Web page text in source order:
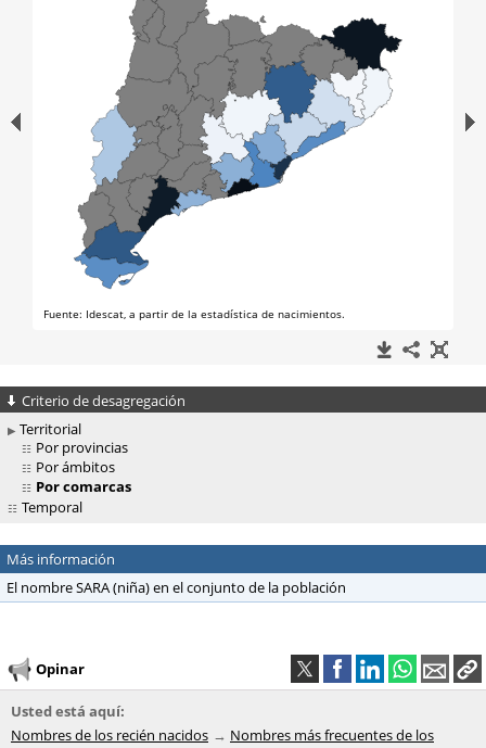
Criterio de desagregación
Territorial
Por provincias
Por ámbitos
Por comarcas
Temporal
Más información
El nombre SARA (niña) en el conjunto de la población
Opinar
Usted está aquí:
Nombres de los recién nacidos
Nombres más frecuentes de los